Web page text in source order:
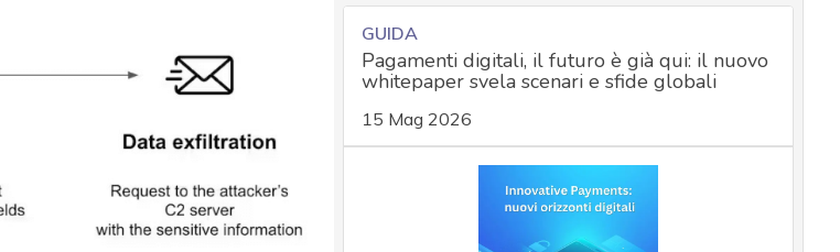
GUIDA
Pagamenti digitali, il futuro è già qui: il nuovo
whitepaper svela scenari e sfide globali
15 Mag 2026